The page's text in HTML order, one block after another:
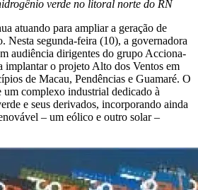
verde no litoral norte do RN
atuando para ampliar a geração de
Nesta segunda-feira (10), a governadora
audiência dirigentes do grupo Acciona-
implantar o projeto Alto dos Ventos em
de Macau, Pendências e Guamaré. O
um complexo industrial dedicado à
e seus derivados, incorporando ainda
– um eólico e outro solar –